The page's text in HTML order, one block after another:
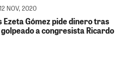
NOV, 2020
Ezeta Gómez pide dinero tras
a congresista Ricardo